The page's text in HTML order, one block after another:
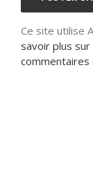
Ce site utilise
savoir plus